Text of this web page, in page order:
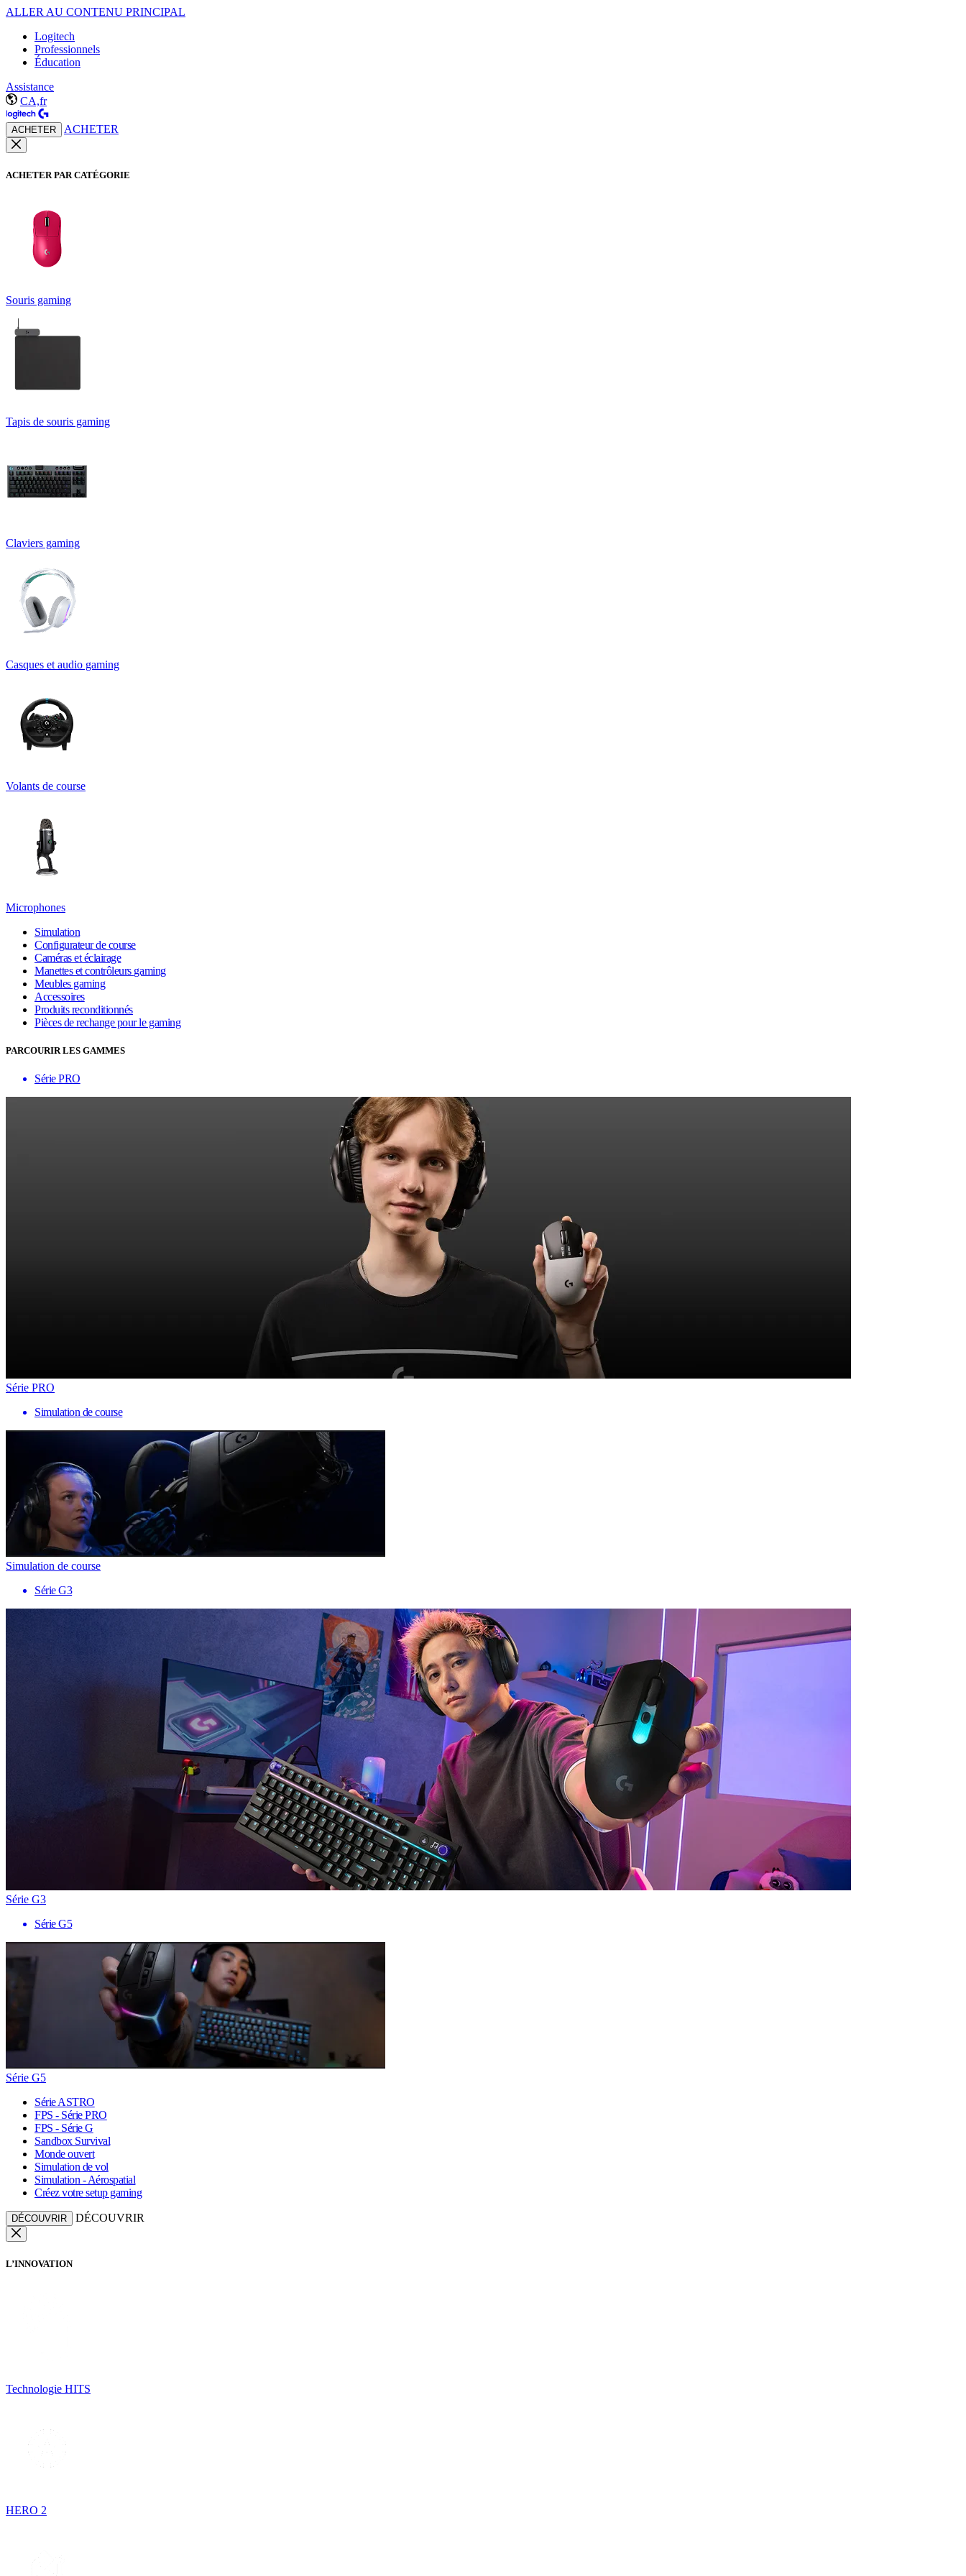
ALLER AU CONTENU PRINCIPAL
Logitech
Professionnels
Éducation
Assistance
CA,fr
ACHETER ACHETER
ACHETER PAR CATÉGORIE
Souris gaming
Tapis de souris gaming
Claviers gaming
Casques et audio gaming
Volants de course
Microphones
Simulation
Configurateur de course
Caméras et éclairage
Manettes et contrôleurs gaming
Meubles gaming
Accessoires
Produits reconditionnés
Pièces de rechange pour le gaming
PARCOURIR LES GAMMES
Série PRO
Série PRO
Simulation de course
Simulation de course
Série G3
Série G3
Série G5
Série G5
Série ASTRO
FPS - Série PRO
FPS - Série G
Sandbox Survival
Monde ouvert
Simulation de vol
Simulation - Aérospatial
Créez votre setup gaming
DÉCOUVRIR DÉCOUVRIR
L’INNOVATION
Technologie HITS
HERO 2